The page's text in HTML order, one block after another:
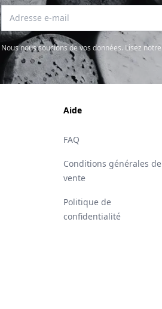
Adresse e-mail
Nous nous soucions de vos données. Lisez notre
Aide
FAQ
Conditions générales de
vente
Politique de
confidentialité